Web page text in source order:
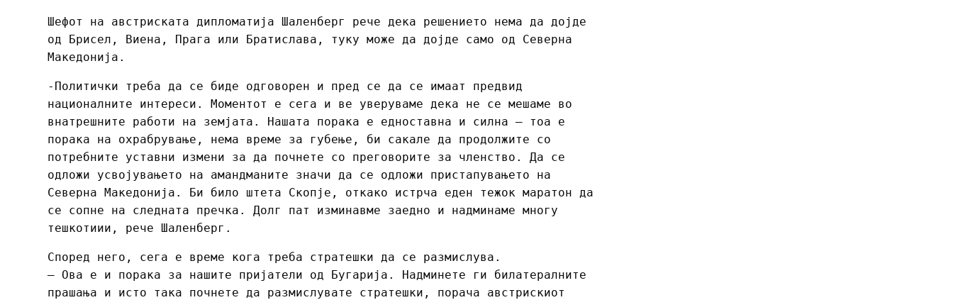
Шефот на австриската дипломатија Шаленберг рече дека решението нема да дојде
од Брисел, Виена, Прага или Братислава, туку може да дојде само од Северна
Македонија.
-Политички треба да се биде одговорен и пред се да се имаат предвид
националните интереси. Моментот е сега и ве уверуваме дека не се мешаме во
внатрешните работи на земјата. Нашата порака е едноставна и силна – тоа е
порака на охрабрување, нема време за губење, би сакале да продолжите со
потребните уставни измени за да почнете со преговорите за членство. Да се
одложи усвојувањето на амандманите значи да се одложи пристапувањето на
Северна Македонија. Би било штета Скопје, откако истрча еден тежок маратон да
се сопне на следната пречка. Долг пат изминавме заедно и надминаме многу
тешкотиии, рече Шаленберг.
Според него, сега е време кога треба стратешки да се размислува.
– Ова е и порака за нашите пријатели од Бугарија. Надминете ги билатералните
прашања и исто така почнете да размислувате стратешки, порача австрискиот